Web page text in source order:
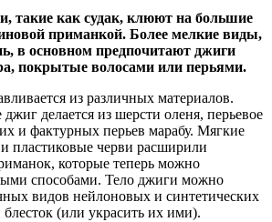
такие как судак, клюют на большие
приманкой. Более мелкие виды,
в основном предпочитают джиги
покрытые волосами или перьями.
из различных материалов.
делается из шерсти оленя, перьевое
и фактурных перьев марабу. Мягкие
пластиковые черви расширили
которые теперь можно
способами. Тело джиги можно
видов нейлоновых и синтетических
(или украсить их ими).